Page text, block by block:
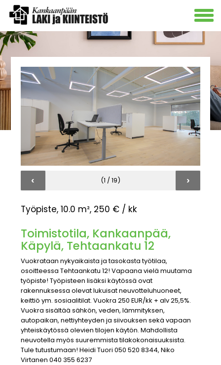
‹ (1 / 19) ›
Työpiste, 10.0 m², 250 € / kk
Toimistotila, Kankaanpää,
Käpylä, Tehtaankatu 12
Vuokrataan nykyaikaista ja tasokasta työtilaa,
osoitteessa Tehtaankatu 12! Vapaana vielä muutama
työpiste! Työpisteen lisäksi käytössä ovat
rakennuksessa olevat lukuisat neuvotteluhuoneet,
keittiö ym. sosiaalitilat. Vuokra 250 EUR/kk + alv 25,5%.
Vuokra sisältää sähkön, veden, lämmityksen,
autopaikan, nettiyhteyden ja siivouksen sekä vapaan
yhteiskäytössä olevien tilojen käytön. Mahdollista
neuvotella myös suuremmista tilakokonaisuuksista.
Tule tutustumaan! Heidi Tuori 050 520 8344, Niko
Virtanen 040 355 6237